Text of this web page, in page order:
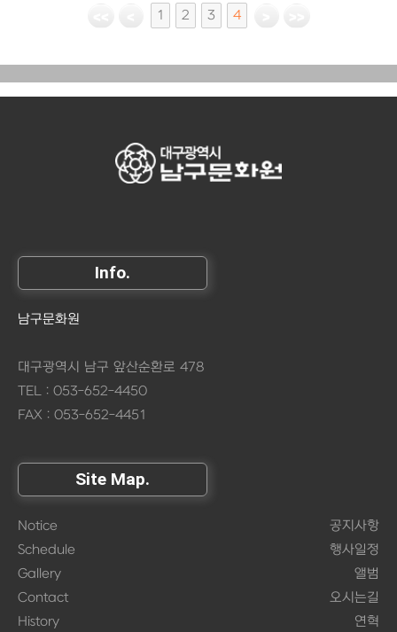
1 2 3 4
Info.
남구문화원
대구광역시 남구 앞산순환로 478
TEL : 053-652-4450
FAX : 053-652-4451
Site Map.
Notice
공지사항
Schedule
행사일정
Gallery
앨범
Contact
오시는길
History
연혁